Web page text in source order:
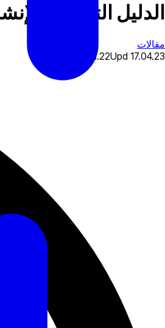
الدليل التفصيلي
مقالات
18.01.22Upd 17.04.23